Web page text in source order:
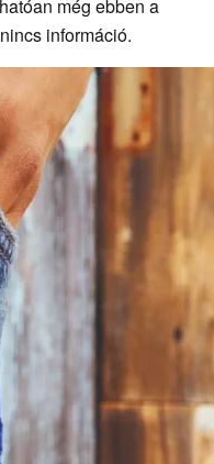
még ebben a
információ.